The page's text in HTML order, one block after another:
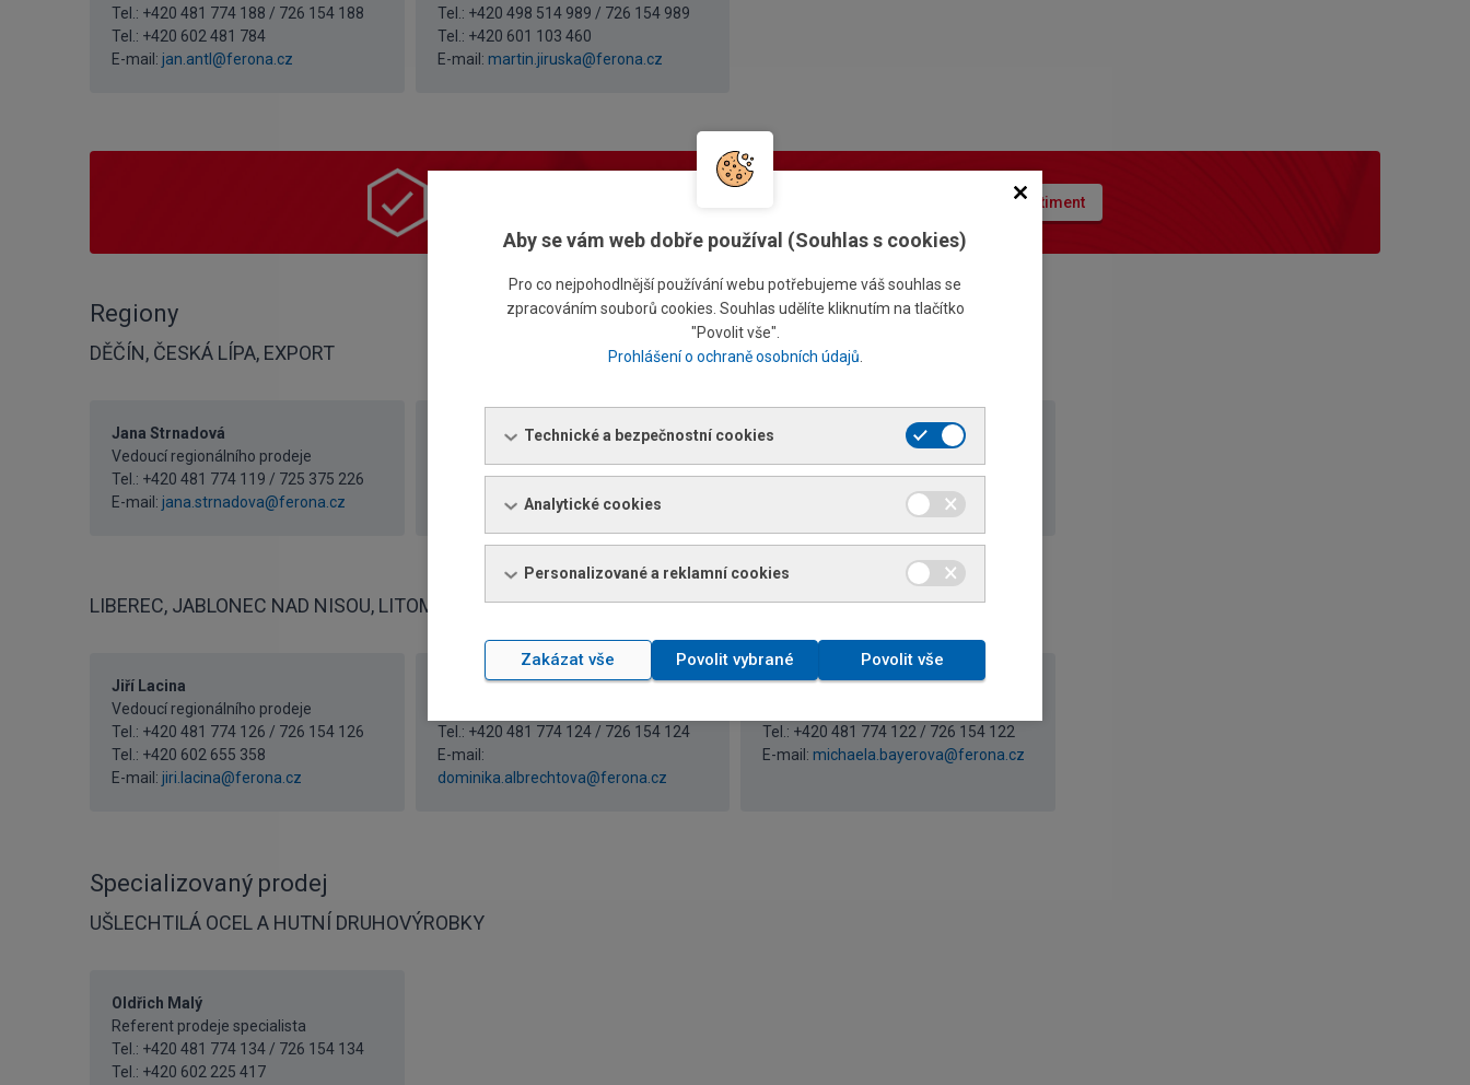
Tel.: +420 481 774 188 / 726 154 188
Tel.: +420 602 481 784
E-mail: jan.antl@ferona.cz
Tel.: +420 498 514 989 / 726 154 989
Tel.: +420 601 103 460
E-mail: martin.jiruska@ferona.cz
Naklikejte si cenovou nabídku online Prohlédnout sortiment
Regiony
DĚČÍN, ČESKÁ LÍPA, EXPORT
Jana Strnadová
Vedoucí regionálního prodeje
Tel.: +420 481 774 119 / 725 375 226
E-mail: jana.strnadova@ferona.cz
Naděžda Kupcová
Tel.: +420 481 774 123 / 726 154 123
nadezda.kupcova@ferona.cz
Lenka Štrejlová
Tel.: +420 481 774 113 / 726 154 113
lenka.strejlova@ferona.cz
LIBEREC, JABLONEC NAD NISOU, LITOMĚŘICE
Jiří Lacina
Vedoucí regionálního prodeje
Tel.: +420 481 774 126 / 726 154 126
Tel.: +420 602 655 358
E-mail: jiri.lacina@ferona.cz
Dominika Albrechtová
Tel.: +420 481 774 124 / 726 154 124
E-mail:
dominika.albrechtova@ferona.cz
Michaela Bayerová
Tel.: +420 481 774 122 / 726 154 122
E-mail: michaela.bayerova@ferona.cz
Specializovaný prodej
UŠLECHTILÁ OCEL A HUTNÍ DRUHOVÝROBKY
Oldřich Malý
Referent prodeje specialista
Tel.: +420 481 774 134 / 726 154 134
Tel.: +420 602 225 417
Aby se vám web dobře používal (Souhlas s cookies)
Pro co nejpohodlnější používání webu potřebujeme váš souhlas se
zpracováním souborů cookies. Souhlas udělíte kliknutím na tlačítko
"Povolit vše".
Prohlášení o ochraně osobních údajů
Technické a bezpečnostní cookies
Analytické cookies
Personalizované a reklamní cookies
Povolit vše
Zakázat vše Povolit vybrané